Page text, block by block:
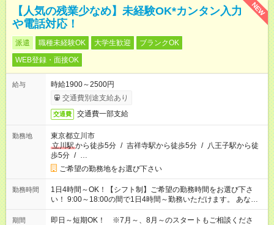
NEW
【人気の残業少なめ】未経験OK*カンタン入力
や電話対応！
派遣 職種未経験OK 大学生歓迎
ブランクOK
WEB登録・面接OK
給与
時給1900～2500円
交通費別途支給あり
交通費 交通費一部支給
勤務地
東京都立川市
立川駅から徒歩5分 / 吉祥寺駅から徒歩5分 / 八王子駅から徒
歩5分 / …
ご希望の勤務地をお選び下さい
勤務時間
1日4時間～OK！【シフト制】ご希望の勤務時間をお選び下さ
い！ 9:00～18:00の間で1日4時間～勤務いただけます。 あなた
のライフスタイルに合った勤務時間で働きましょう。 その他の
勤務時間もご用意しています。お気軽にご相談下さい。
期間
即日～短期OK！ ※7月～、8月～のスタートもご相談くださ